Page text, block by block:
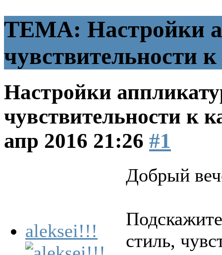
ТЕМА: Настройки
чувствительности
Настройки
чувствительности к
апр 2016 21:26 #1
aleksei!!!
Добрый
стиль,